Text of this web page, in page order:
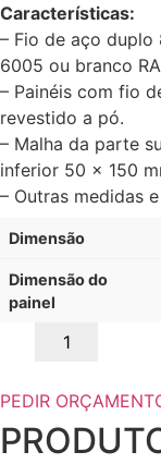
Características:
– Fio de aço
6005 ou branco
– Painéis com fio
revestido a pó.
– Malha da parte
inferior 50 x 150
– Outras medidas
Dimensão
Dimensão do
painel
Quantidade
PEDIR